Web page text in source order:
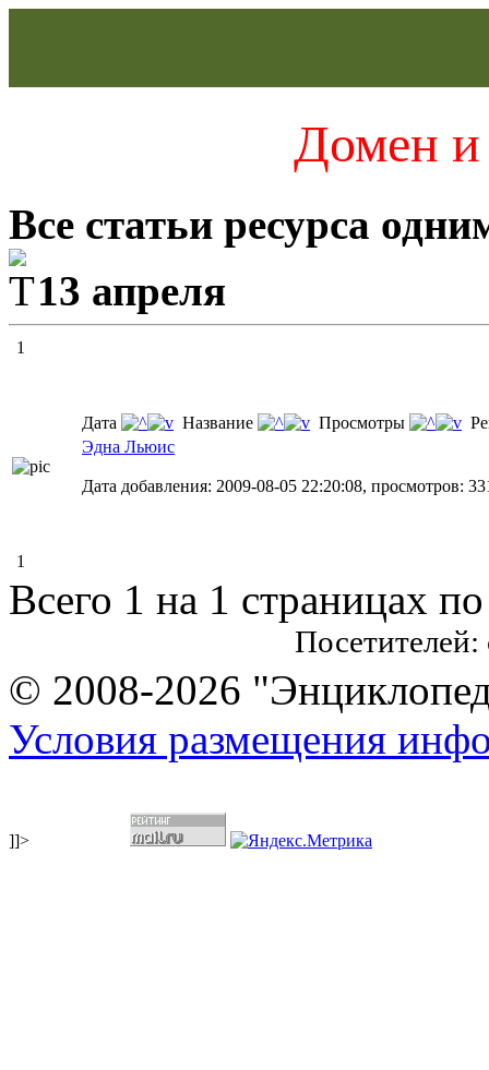
Домен и
Все статьи ресурса
13 апреля
1
Дата Название Просмотры
Эдна Льюис
Дата добавления: 2009-08-05 22:20:08, просмотров:
1
Всего 1 на 1 страницах
Посетителей:
© 2008-2026
Условия размещения
]]>